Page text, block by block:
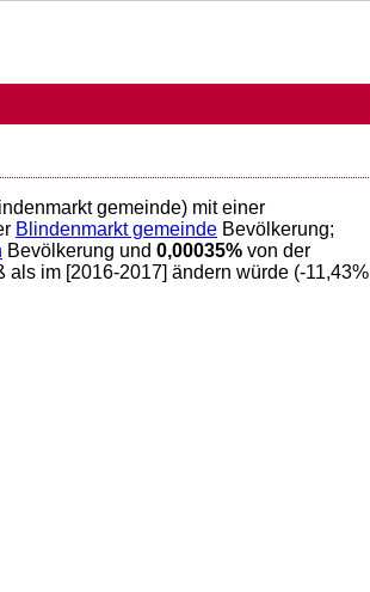
gemeinde) mit einer
Blindenmarkt gemeinde Bevölkerung;
Bevölkerung und 0,00035% von der
im [2016-2017] ändern würde (-11,43%